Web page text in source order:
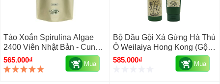
Tảo Xoắn Spirulina Algae
2400 Viên Nhật Bản - Cung
Cấp Vitamin
565.000₫ Mua
Bộ Dầu Gội Xả Gừng Hà Thủ
Ô Weilaiya Hong Kong (gội
400ml - Xả 250ml)
585.000₫ Mua